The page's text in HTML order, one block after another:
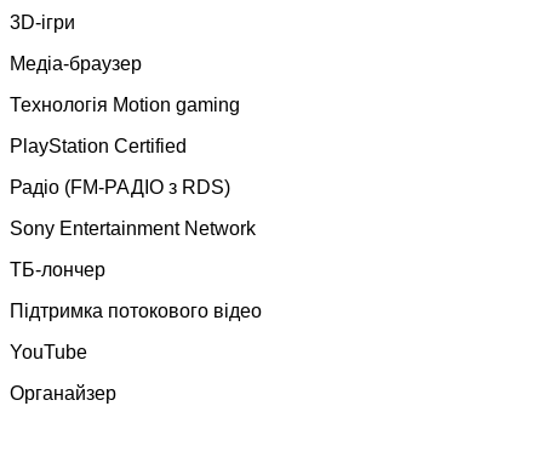
3D-ігри
Медіа-браузер
Технологія Motion gaming
PlayStation Certified
Радіо (FM-РАДІО з RDS)
Sony Entertainment Network
ТБ-лончер
Підтримка потокового відео
YouTube
Органайзер